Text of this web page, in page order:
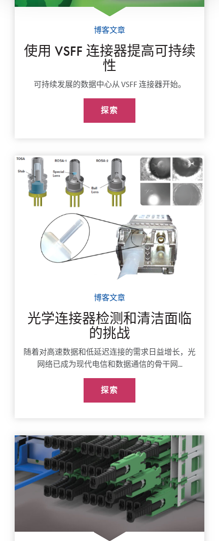
博客文章
使用 VSFF 连接器提高可持续
性
可持续发展的数据中心从 VSFF 连接器开始。
探索
博客文章
光学连接器检测和清洁面临
的挑战
随着对高速数据和低延迟连接的需求日益增长，光
网络已成为现代电信和数据通信的骨干网...
探索